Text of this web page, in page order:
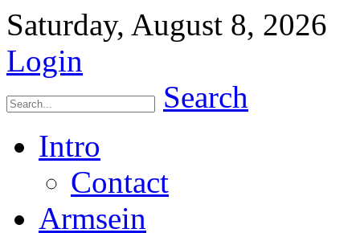
Saturday, August 8, 2026
Login
Search
Intro
Contact
Armsein